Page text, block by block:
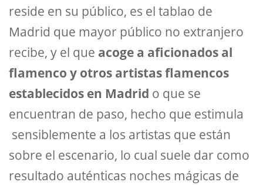
reside en su público, es el tablao de
Madrid que mayor público no extranjero
recibe, y el que acoge a aficionados al
flamenco y otros artistas flamencos
establecidos en Madrid o que se
encuentran de paso, hecho que estimula
sensiblemente a los artistas que están
sobre el escenario, lo cual suele dar como
resultado auténticas noches mágicas de